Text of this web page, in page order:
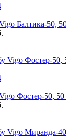
Балтика-50,
Фостер-50,